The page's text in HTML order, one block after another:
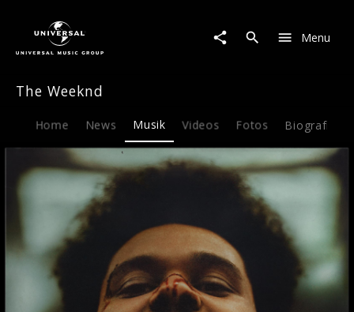
Musik
Save
Menu
The Weeknd
Home News Musik Videos Fotos Biografie